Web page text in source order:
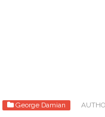
George Damian